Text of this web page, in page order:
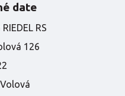
date
RS
126